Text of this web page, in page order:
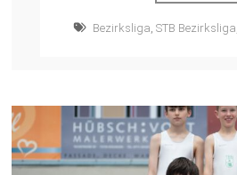
Bezirksliga,STB Bezirksliga